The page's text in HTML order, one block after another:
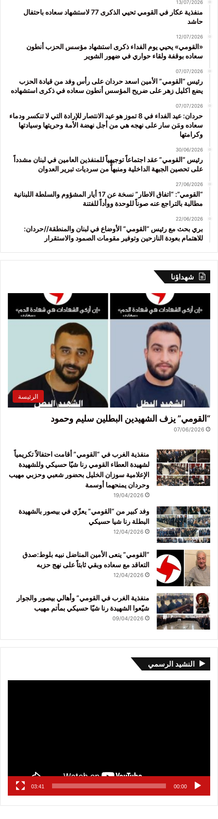
13/07/2026
منفذية عكار في القومي تحيي الذكرى 77 لاستشهاد سعاده باحتفال
حاشد
12/07/2026
«القومي» يحيي يوم الفداء ذكرى استشهاد مؤسس الحزب أنطون
سعاده بوقفة ولقاء حواري في ضهور الشوير
07/07/2026
رئيس “القومي” الأمين اسعد حردان على رأس وفد من قيادة الحزب
يضع اكليل زهر على ضريح المؤسس أنطون سعاده في ذكرى استشهاده
07/07/2026
حردان: عيد الفداء في 8 تموز هو عيد الانتصار للإرادة التي لا تنكسر ودماء
سعاده ومَن سار على نهجه هي من أجل نهضة الأمة وحريتها وسيادتها
وكرامتها
30/06/2026
رئيس “القومي” عقد اجتماعاً توجيهياً للمنفذين العامين في لبنان مشدداً
على تحصين الجبهة الداخلية ومنبهاً من سرديات تبرير العدوان
27/06/2026
“القومي”: “اتفاق الاطار” نسخة عن 17 أيار المشؤوم والسلطة اللبنانية
مطالبة بالتراجع عنه صوناً للوحدة ووأداً للفتنة
22/06/2026
بري بحث مع رئيس “القومي” الأوضاع في لبنان والمنطقة//حردان:
للاهتمام بعودة النازحين وتوفير مقومات الصمود والاستقرار
شهداؤنا
الرئيسة
“القومي” يزف الشهيدين البطلين سليم وحمود
07/06/2026
منفذية الغرب في “القومي” أقامت احتفالاً تكريمياً
لشهيدة العطاء القومي رنا شيّا حسيكي وللشهيدة
الإعلامية سوزان الخليل بحضور شعبي وحزبي مهيب
وحردان يمنحهما أوسمة
19/04/2026
وفد كبير من “القومي” يعزّي في بيصور بالشهيدة
البطلة رنا شيا حسيكي
12/04/2026
“القومي” ينعى الأمين المناضل نبيه بلوط:صدق
التعاقد مع سعاده وبقي ثابتاً على نهج حزبه
12/04/2026
منفذية الغرب في القومي” وأهالي بيصور والجوار
شيّعوا الشهيدة رنا شيّا حسيكي بمأتم مهيب
09/04/2026
النشيد الرسمي
00:00
03:41